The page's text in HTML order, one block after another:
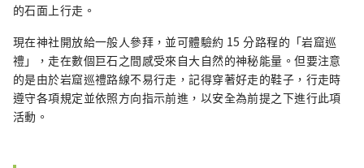
的石面上行走。
現在神社開放給一般人參拜，並可體驗約 15 分路程的「岩窟巡
禮」，走在數個巨石之間感受來自大自然的神秘能量。但要注意
的是由於岩窟巡禮路線不易行走，記得穿著好走的鞋子，行走時
遵守各項規定並依照方向指示前進，以安全為前提之下進行此項
活動。